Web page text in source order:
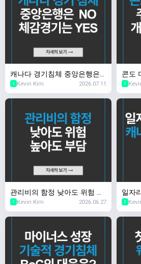
캐나다 경기침체 중앙은행은
NO, 체감 경기는 YES
2 Kevin Kim 2026.07.11
콘도
가 개
2
관리비의 함정 낮아도 위험 높
아도 부담
2 Kevin Kim 2026.06.27
일자
권시
2